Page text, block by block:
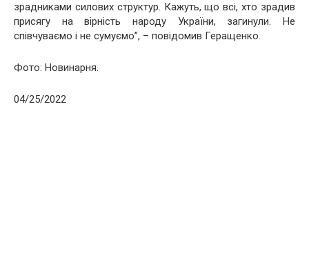
зрадниками силових структур. Кажуть, що всі, хто зрадив
присягу на вірність народу України, загинули. Hе
співчуваємо і не сумуємо”, – повідомив Геращенко.
Фото: Новинарня.
04/25/2022